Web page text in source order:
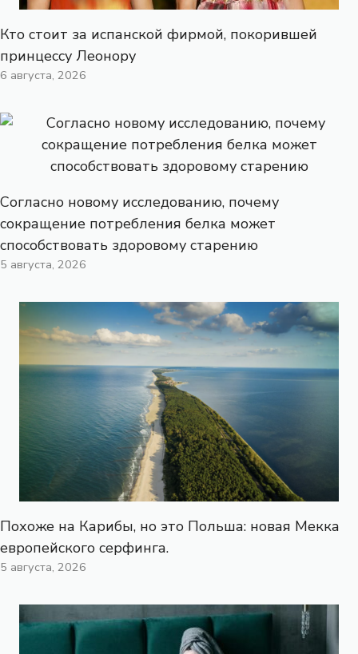
Кто стоит за испанской фирмой, покорившей
принцессу Леонору
6 августа, 2026
Согласно новому исследованию, почему
сокращение потребления белка может
способствовать здоровому старению
5 августа, 2026
Похоже на Карибы, но это Польша: новая Мекка
европейского серфинга.
5 августа, 2026